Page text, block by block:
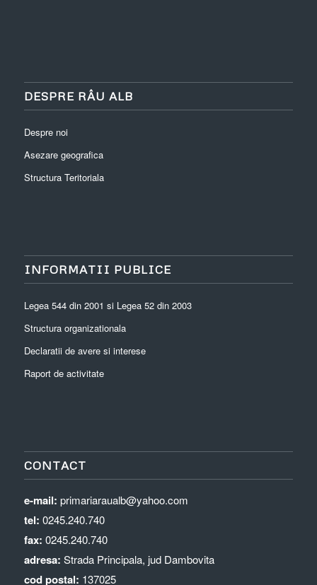
DESPRE RÂU ALB
Despre noi
Asezare geografica
Structura Teritoriala
INFORMATII PUBLICE
Legea 544 din 2001 si Legea 52 din 2003
Structura organizationala
Declaratii de avere si interese
Raport de activitate
CONTACT
e-mail: primariaraualb@yahoo.com
tel: 0245.240.740
fax: 0245.240.740
adresa: Strada Principala, jud Dambovita
cod postal: 137025